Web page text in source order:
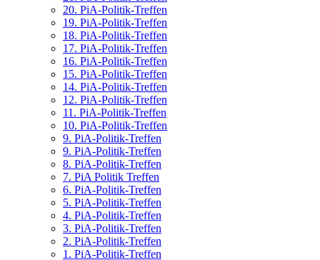
20. PiA-Politik-Treffen
19. PiA-Politik-Treffen
18. PiA-Politik-Treffen
17. PiA-Politik-Treffen
16. PiA-Politik-Treffen
15. PiA-Politik-Treffen
14. PiA-Politik-Treffen
12. PiA-Politik-Treffen
11. PiA-Politik-Treffen
10. PiA-Politik-Treffen
9. PiA-Politik-Treffen
9. PiA-Politik-Treffen
8. PiA-Politik-Treffen
7. PiA Politik Treffen
6. PiA-Politik-Treffen
5. PiA-Politik-Treffen
4. PiA-Politik-Treffen
3. PiA-Politik-Treffen
2. PiA-Politik-Treffen
1. PiA-Politik-Treffen